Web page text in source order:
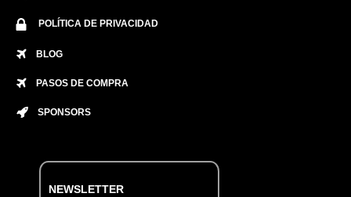
POLÍTICA DE PRIVACIDAD
BLOG
PASOS DE COMPRA
SPONSORS
NEWSLETTER